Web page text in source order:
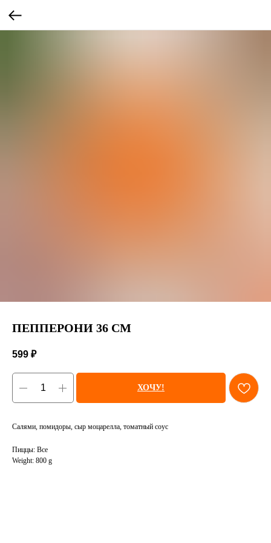
ПЕППЕРОНИ 36 СМ
599 ₽
ХОЧУ!
Салями, помидоры, сыр моцарелла, томатный соус
Пиццы: Все
Weight: 800 g